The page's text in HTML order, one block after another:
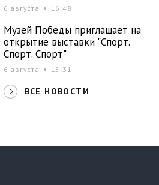
6 августа 16:48
Музей Победы приглашает на
открытие выставки "Спорт.
Спорт. Спорт"
6 августа 15:31
ВСЕ НОВОСТИ